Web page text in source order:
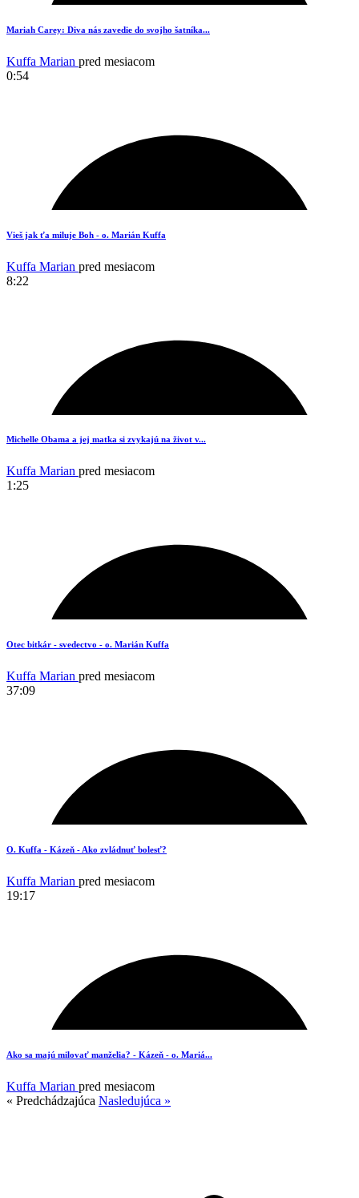
18
19
Mariah Carey: Diva nás zavedie do svojho šatníka...
Kuffa Marian pred mesiacom
0:54
17
Vieš jak ťa miluje Boh - o. Marián Kuffa
Kuffa Marian pred mesiacom
8:22
17
Michelle Obama a jej matka si zvykajú na život v...
Kuffa Marian pred mesiacom
1:25
16
Otec bitkár - svedectvo - o. Marián Kuffa
Kuffa Marian pred mesiacom
37:09
5
O. Kuffa - Kázeň - Ako zvládnuť bolesť?
Kuffa Marian pred mesiacom
19:17
Ako sa majú milovať manželia? - Kázeň - o. Mariá...
Kuffa Marian pred mesiacom
« Predchádzajúca Nasledujúca »